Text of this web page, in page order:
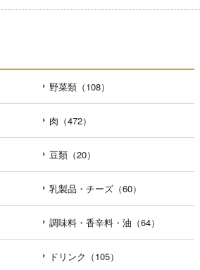
野菜類（108）
肉（472）
豆類（20）
乳製品・チーズ（60）
調味料・香辛料・油（64）
ドリンク（105）